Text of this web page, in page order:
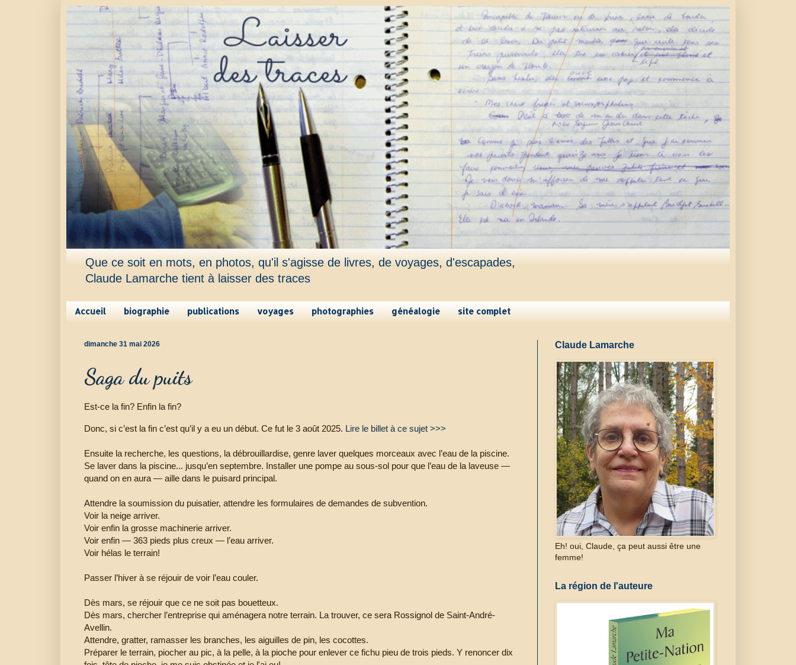
Que ce soit en mots, en photos, qu'il s'agisse de livres, de voyages, d'escapades,
Claude Lamarche tient à laisser des traces
Accueil biographie publications voyages photographies généalogie site complet
dimanche 31 mai 2026
Saga du puits
Est-ce la fin? Enfin la fin?
Donc, si c’est la fin c’est qu’il y a eu un début. Ce fut le 3 août 2025. Lire le billet à ce sujet >>>
Ensuite la recherche, les questions, la débrouillardise, genre laver quelques morceaux avec l’eau de la piscine.
Se laver dans la piscine... jusqu’en septembre. Installer une pompe au sous-sol pour que l’eau de la laveuse —
quand on en aura — aille dans le puisard principal.
Attendre la soumission du puisatier, attendre les formulaires de demandes de subvention.
Voir la neige arriver.
Voir enfin la grosse machinerie arriver.
Voir enfin — 363 pieds plus creux — l’eau arriver.
Voir hélas le terrain!
Passer l’hiver à se réjouir de voir l’eau couler.
Dès mars, se réjouir que ce ne soit pas bouetteux.
Dès mars, chercher l’entreprise qui aménagera notre terrain. La trouver, ce sera Rossignol de Saint-André-
Avellin.
Attendre, gratter, ramasser les branches, les aiguilles de pin, les cocottes.
Préparer le terrain, piocher au pic, à la pelle, à la pioche pour enlever ce fichu pieu de trois pieds. Y renoncer dix
Claude Lamarche
Eh! oui, Claude, ça peut aussi être une
femme!
La région de l'auteure